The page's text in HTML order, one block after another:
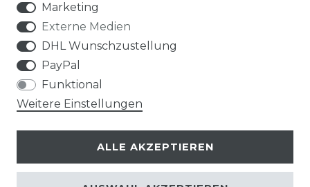
VERTRAG WIDERRUFEN
Klimaprofis GmbH & Co. KG
Design & supervision by MILLER
© Copyright 2026 | Alle Rechte vorbehalten.
Marketing
Externe Medien
DHL Wunschzustellung
PayPal
Funktional
Weitere Einstellungen
ALLE AKZEPTIEREN